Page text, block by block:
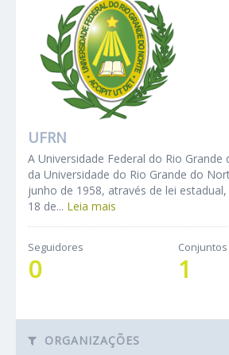
UFRN
A Universidade Federal do Rio
da Universidade do Rio Grande do
junho de 1958, através de lei
18 de... Leia mais
Seguidores
0 1
ORGANIZAÇÕES